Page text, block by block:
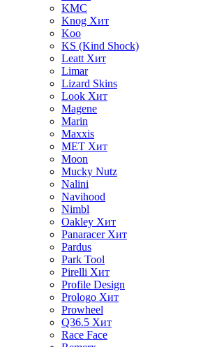
KMC
Knog Хит
Koo
KS (Kind Shock)
Leatt Хит
Limar
Lizard Skins
Look Хит
Magene
Marin
Maxxis
MET Хит
Moon
Mucky Nutz
Nalini
Navihood
Nimbl
Oakley Хит
Panaracer Хит
Pardus
Park Tool
Pirelli Хит
Profile Design
Prologo Хит
Prowheel
Q36.5 Хит
Race Face